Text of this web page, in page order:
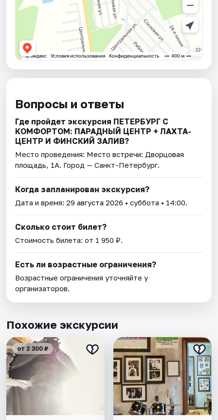
Вопросы и ответы
Где пройдет экскурсия ПЕТЕРБУРГ С
КОМФОРТОМ: ПАРАДНЫЙ ЦЕНТР + ЛАХТА-
ЦЕНТР И ФИНСКИЙ ЗАЛИВ?
Место проведения: Место встречи: Дворцовая
площадь, 1А. Город — Санкт-Петербург.
Когда запланирован экскурсия?
Дата и время:29 августа 2026 • суббота • 14:00.
Сколько стоит билет?
Стоимость билета: от 1 950 ₽.
Есть ли возрастные ограничения?
Возрастные ограничения уточняйте у
организаторов.
Похожие экскурсии
от 2 300 ₽